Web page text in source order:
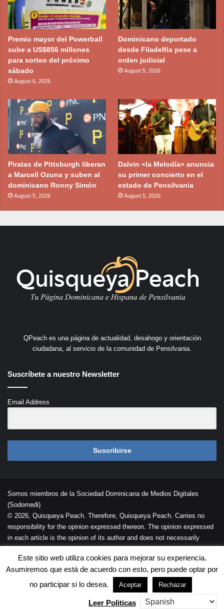
Premio mayor del Powerball
sube a US$856 millones
para sorteo del próximo
sábado
August 6, 2026
Dominicano deportado
desde Filadelfia pese a
orden judicial
August 5, 2026
Piratas de Pittsburgh liberan
a Marcell Ozuna y suben al
dominicano Ronny Simón
August 5, 2026
Dalvin «la Melodía» anuncia
su primer concierto en el
estado de Pensilvania
August 5, 2026
QPeach es una página de actualidad, desahogo y orientación
ciudadana, al servicio de la comunidad de Pensilvania.
Suscríbete a nuestro Newsletter
Email Address
Suscribirse
Somos miembros de la Sociedad Dominicana de Medios Digitales
(Sodomedi)
© 2026, Quisqueya Peach. Therefore, Quisqueya Peach. Carries no
responsibility for the opinion expressed thereon. The opinion expressed
in each article is the opinion of its author and does not necessarily
reflect the opinion of Quisqueya Peach .
Desarrollada porPalaeli Studio
Términos de Uso
Este sitio web utiliza cookies para mejorar su experiencia.
Asumiremos que está de acuerdo con esto, pero puede optar por
no participar si lo desea.
Aceptar Rechazar
Leer Politicas